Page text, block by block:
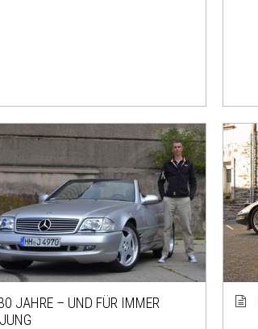
JAHRE – UND FÜR IMMER
JUNG